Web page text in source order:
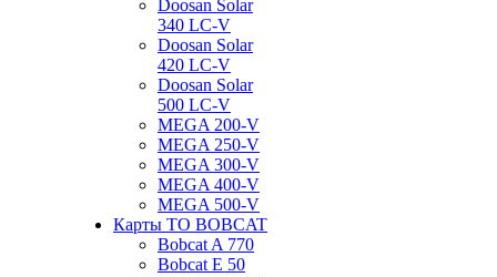
Doosan Solar
340 LC-V
Doosan Solar
420 LC-V
Doosan Solar
500 LC-V
MEGA 200-V
MEGA 250-V
MEGA 300-V
MEGA 400-V
MEGA 500-V
Карты ТО BOBCAT
Bobcat A 770
Bobcat E 50